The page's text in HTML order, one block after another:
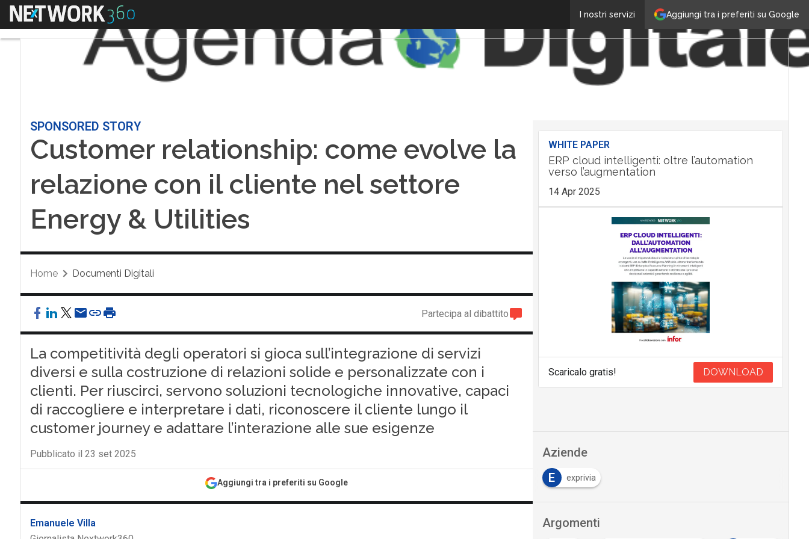
Aggiungi tra i preferiti su Google
I nostri servizi
Menu
SPONSORED STORY
Customer relationship: come evolve la
relazione con il cliente nel settore
Energy & Utilities
Home Documenti Digitali
Partecipa al dibattito
La competitività degli operatori si gioca sull’integrazione di servizi
diversi e sulla costruzione di relazioni solide e personalizzate con i
clienti. Per riuscirci, servono soluzioni tecnologiche innovative, capaci
di raccogliere e interpretare i dati, riconoscere il cliente lungo il
customer journey e adattare l’interazione alle sue esigenze
Pubblicato il 23 set 2025
Aggiungi tra i preferiti su Google
Emanuele Villa
WHITE PAPER
ERP cloud intelligenti: oltre l’automation
verso l’augmentation
14 Apr 2025
Scaricalo gratis! DOWNLOAD
Aziende
E
exprivia
Argomenti